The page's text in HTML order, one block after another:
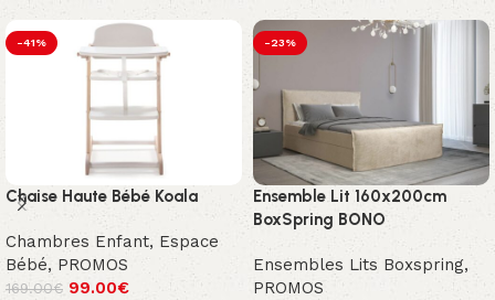
-41%
Chaise Haute Bébé Koala
Chambres Enfant, Espace
Bébé, PROMOS
169.00€ 99.00€
-23%
Ensemble Lit 160x200cm
BoxSpring BONO
Ensembles Lits Boxspring,
PROMOS